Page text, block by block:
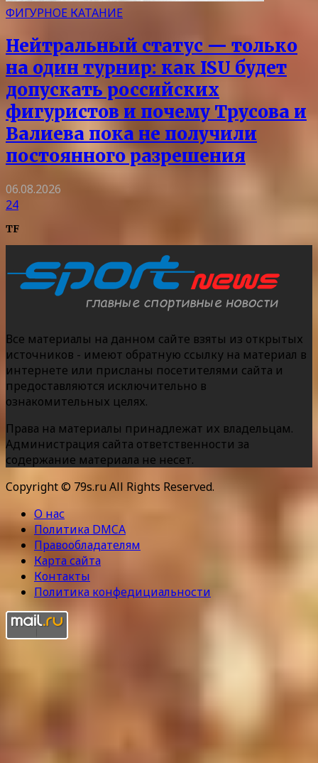
ФИГУРНОЕ КАТАНИЕ
Нейтральный статус — только
на один турнир: как ISU будет
допускать российских
фигуристов и почему Трусова и
Валиева пока не получили
постоянного разрешения
06.08.2026
24
TF
Все материалы на данном сайте взяты из открытых
источников - имеют обратную ссылку на материал в
интернете или присланы посетителями сайта и
предоставляются исключительно в
ознакомительных целях.
Права на материалы принадлежат их владельцам.
Администрация сайта ответственности за
содержание материала не несет.
Copyright © 79s.ru All Rights Reserved.
О нас
Политика DMCA
Правообладателям
Карта сайта
Контакты
Политика конфедициальности